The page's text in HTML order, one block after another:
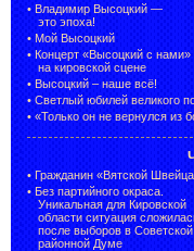
• Владимир Высоцкий —
это эпоха!
• Мой Высоцкий
• Концерт «Высоцкий с нами»
на кировской сцене
• Высоцкий – наше всё!
• Светлый юбилей великого
• «Только он не вернулся из
• Гражданин «Вятской
• Без партийного окраса.
Уникальная для Кировской
области ситуация
после выборов в Советской
районной Думе